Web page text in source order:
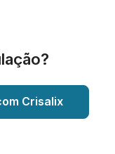
Crisalix